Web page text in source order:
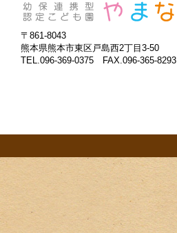
〒861-8043
熊本県熊本市東区戸島西2丁目3-50
TEL.096-369-0375 FAX.096-365-8293